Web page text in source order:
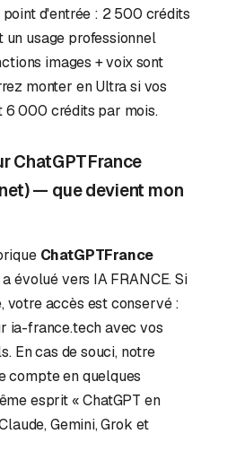
d'entrée : 2 500 crédits
usage professionnel
images + voix sont
monter en Ultra si vos
6 000 crédits par mois.
ChatGPTFrance
— que devient mon
ChatGPTFrance
évolué vers IA FRANCE. Si
votre accès est conservé :
ia-france.tech avec vos
En cas de souci, notre
compte en quelques
esprit « ChatGPT en
Gemini, Grok et